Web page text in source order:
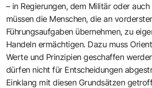
– in Regierungen, dem Militär oder
müssen die Menschen, die an
Führungsaufgaben übernehmen, zu
Handeln ermächtigen. Dazu muss
Werte und Prinzipien geschaffen
dürfen nicht für Entscheidungen
Einklang mit diesen Grundsätzen